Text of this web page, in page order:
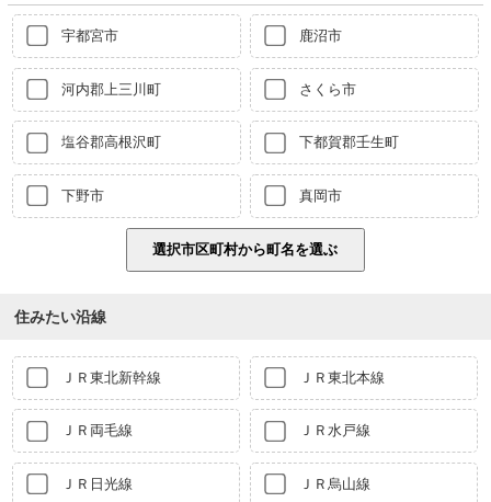
宇都宮市 鹿沼市
河内郡上三川町 さくら市
塩谷郡高根沢町 下都賀郡壬生町
下野市 真岡市
住みたい沿線
ＪＲ東北新幹線 ＪＲ東北本線
ＪＲ両毛線 ＪＲ水戸線
ＪＲ日光線 ＪＲ烏山線